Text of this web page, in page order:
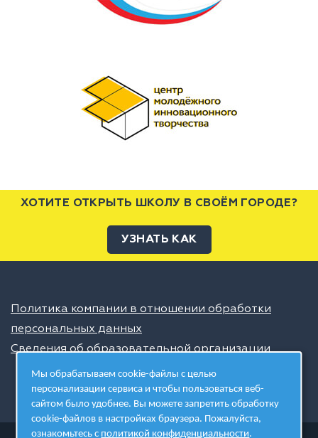
ХОТИТЕ ОТКРЫТЬ ШКОЛУ В СВОЁМ ГОРОДЕ?
УЗНАТЬ КАК
Политика компании в отношении обработки
персональных данных
Сведения об образовательной организации
Мы обрабатываем cookie-файлы с целью
персонализации сервиса и чтобы пользоваться веб-
сайтом было удобнее. Вы можете запретить обработку
cookie-файлов в настройках браузера. Пожалуйста,
ознакомьтесь с политикой конфиденциальности.